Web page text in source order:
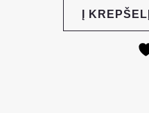
Į KREPŠELĮ